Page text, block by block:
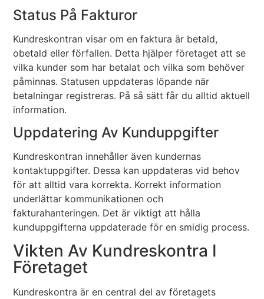
Status På Fakturor
Kundreskontran visar om en faktura är betald,
obetald eller förfallen. Detta hjälper företaget att se
vilka kunder som har betalat och vilka som behöver
påminnas. Statusen uppdateras löpande när
betalningar registreras. På så sätt får du alltid aktuell
information.
Uppdatering Av Kunduppgifter
Kundreskontran innehåller även kundernas
kontaktuppgifter. Dessa kan uppdateras vid behov
för att alltid vara korrekta. Korrekt information
underlättar kommunikationen och
fakturahanteringen. Det är viktigt att hålla
kunduppgifterna uppdaterade för en smidig process.
Vikten Av Kundreskontra I
Företaget
Kundreskontra är en central del av företagets